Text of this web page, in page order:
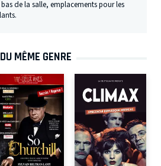
de la salle, emplacements pour les
MÊME GENRE